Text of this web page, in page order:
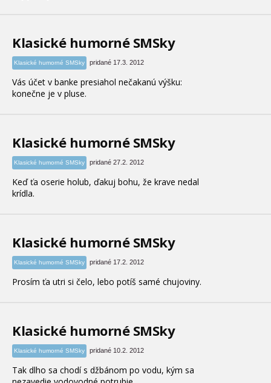
Klasické humorné SMSky
Klasické humorné SMSky pridané 17.3. 2012
Vás účet v banke presiahol nečakanú výšku:
konečne je v pluse.
Klasické humorné SMSky
Klasické humorné SMSky pridané 27.2. 2012
Keď ťa oserie holub, ďakuj bohu, že krave nedal
krídla.
Klasické humorné SMSky
Klasické humorné SMSky pridané 17.2. 2012
Prosím ťa utri si čelo, lebo potíš samé chujoviny.
Klasické humorné SMSky
Klasické humorné SMSky pridané 10.2. 2012
Tak dlho sa chodí s džbánom po vodu, kým sa